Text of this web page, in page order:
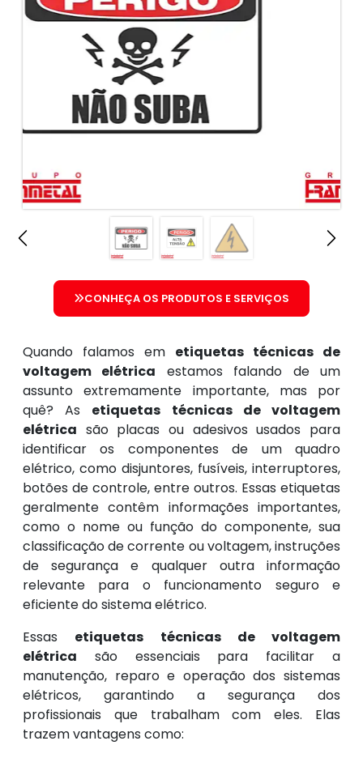
Quando falamos em etiquetas técnicas de
voltagem elétrica estamos falando de um
assunto extremamente importante, mas por
quê? As etiquetas técnicas de voltagem
elétrica são placas ou adesivos usados para
identificar os componentes de um quadro
elétrico, como disjuntores, fusíveis, interruptores,
botões de controle, entre outros. Essas etiquetas
geralmente contêm informações importantes,
como o nome ou função do componente, sua
classificação de corrente ou voltagem, instruções
de segurança e qualquer outra informação
relevante para o funcionamento seguro e
eficiente do sistema elétrico.
Essas etiquetas técnicas de voltagem
elétrica são essenciais para facilitar a
manutenção, reparo e operação dos sistemas
elétricos, garantindo a segurança dos
profissionais que trabalham com eles. Elas
trazem vantagens como:
CONHEÇA OS PRODUTOS E SERVIÇOS